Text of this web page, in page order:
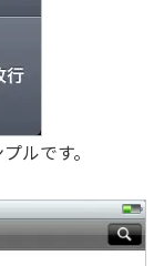
ルです。